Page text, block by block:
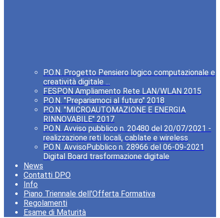
P.O.N. Progetto Pensiero logico computazionale e
creatività digitale ...
FESPON Ampliamento Rete LAN/WLAN 2015
P.O.N. "Prepariamoci al futuro" 2018
P.O.N. "MICROAUTOMAZIONE E ENERGIA
RINNOVABILE" 2017
P.O.N. Avviso pubblico n. 20480 del 20/07/2021 -
realizzazione reti locali, cablate e wireless
P.O.N. AvvisoPubblico n. 28966 del 06-09-2021
Digital Board trasformazione digitale
News
Contatti DPO
Info
Piano Triennale dell'Offerta Formativa
Regolamenti
Esame di Maturità